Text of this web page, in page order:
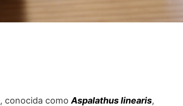
, conocida como Aspalathus linearis,